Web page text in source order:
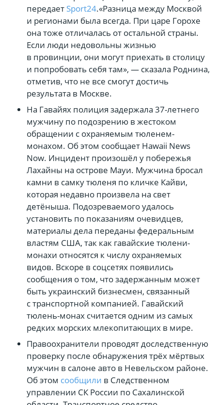
передает Sport24.«Разница между Москвой
и регионами была всегда. При царе Горохе
она тоже отличалась от остальной страны.
Если люди недовольны жизнью
в провинции, они могут приехать в столицу
и попробовать себя там», — сказала Роднина,
отметив, что не все смогут достичь
результата в Москве.
На Гавайях полиция задержала 37-летнего
мужчину по подозрению в жестоком
обращении с охраняемым тюленем-
монахом. Об этом сообщает Hawaii News
Now. Инцидент произошёл у побережья
Лахайны на острове Мауи. Мужчина бросал
камни в самку тюленя по кличке Кайви,
которая недавно произвела на свет
детёныша. Подозреваемого удалось
установить по показаниям очевидцев,
материалы дела переданы федеральным
властям США, так как гавайские тюлени-
монахи относятся к числу охраняемых
видов. Вскоре в соцсетях появились
сообщения о том, что задержанным может
быть украинский бизнесмен, связанный
с транспортной компанией. Гавайский
тюлень-монах считается одним из самых
редких морских млекопитающих в мире.
Правоохранители проводят доследственную
проверку после обнаружения трёх мёртвых
мужчин в салоне авто в Невельском районе.
Об этом сообщили в Следственном
управлении СК России по Сахалинской